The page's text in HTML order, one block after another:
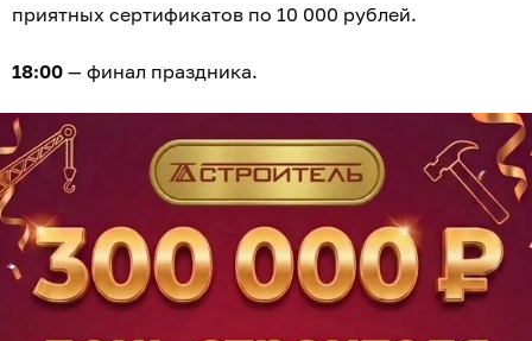
приятных сертификатов по 10 000 рублей.
18:00 — финал праздника.